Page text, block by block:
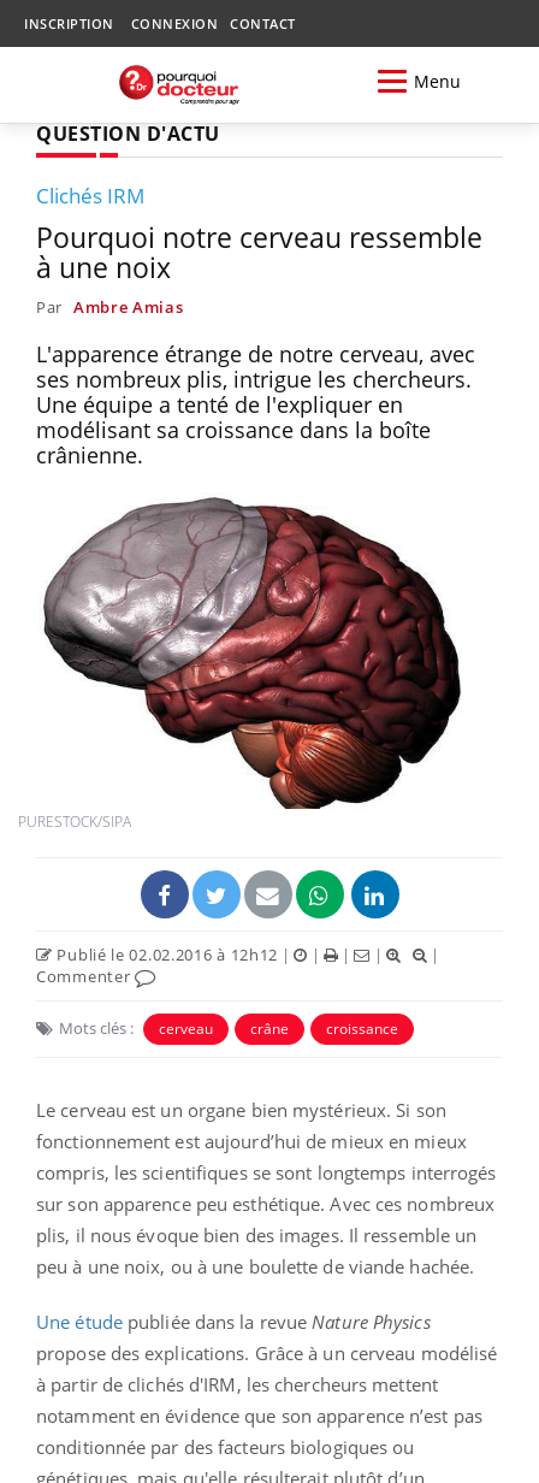
INSCRIPTION CONNEXION CONTACT
Menu
QUESTION D'ACTU
Clichés IRM
Pourquoi notre cerveau ressemble
à une noix
Par Ambre Amias
L'apparence étrange de notre cerveau, avec
ses nombreux plis, intrigue les chercheurs.
Une équipe a tenté de l'expliquer en
modélisant sa croissance dans la boîte
crânienne.
PURESTOCK/SIPA
Publié le 02.02.2016 à 12h12 | | | |
|
Commenter
Mots clés : cerveau crâne croissance
Le cerveau est un organe bien mystérieux. Si son
fonctionnement est aujourd’hui de mieux en mieux
compris, les scientifiques se sont longtemps interrogés
sur son apparence peu esthétique. Avec ces nombreux
plis, il nous évoque bien des images. Il ressemble un
peu à une noix, ou à une boulette de viande hachée.
Une étudepubliée dans la revue Nature Physics
propose des explications. Grâce à un cerveau modélisé
à partir de clichés d'IRM, les chercheurs mettent
notamment en évidence que son apparence n’est pas
conditionnée par des facteurs biologiques ou
génétiques, mais qu'elle résulterait plutôt d’un